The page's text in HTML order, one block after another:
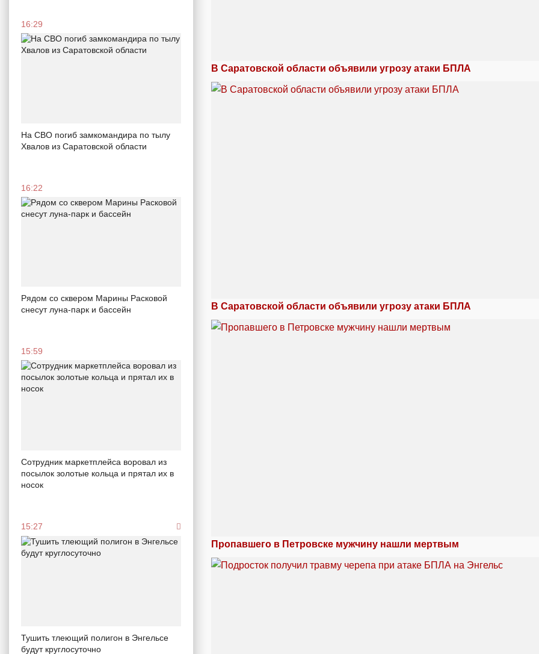
16:29
На СВО погиб замкомандира по тылу
Хвалов из Саратовской области
16:22
Рядом со сквером Марины Расковой
снесут луна-парк и бассейн
15:59
Сотрудник маркетплейса воровал из
посылок золотые кольца и прятал их в
носок
15:27
Тушить тлеющий полигон в Энгельсе
будут круглосуточно
В Саратовской области объявили угрозу атаки БПЛА
В Саратовской области объявили угрозу атаки БПЛА
Пропавшего в Петровске мужчину нашли мертвым